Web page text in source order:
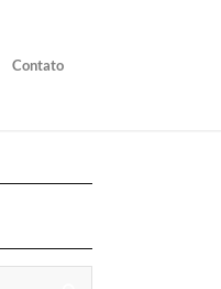
Contato